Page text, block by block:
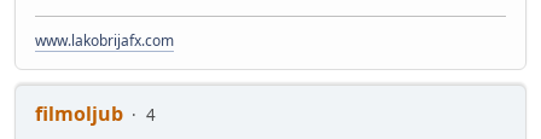
www.lakobrijafx.com
filmoljub
4